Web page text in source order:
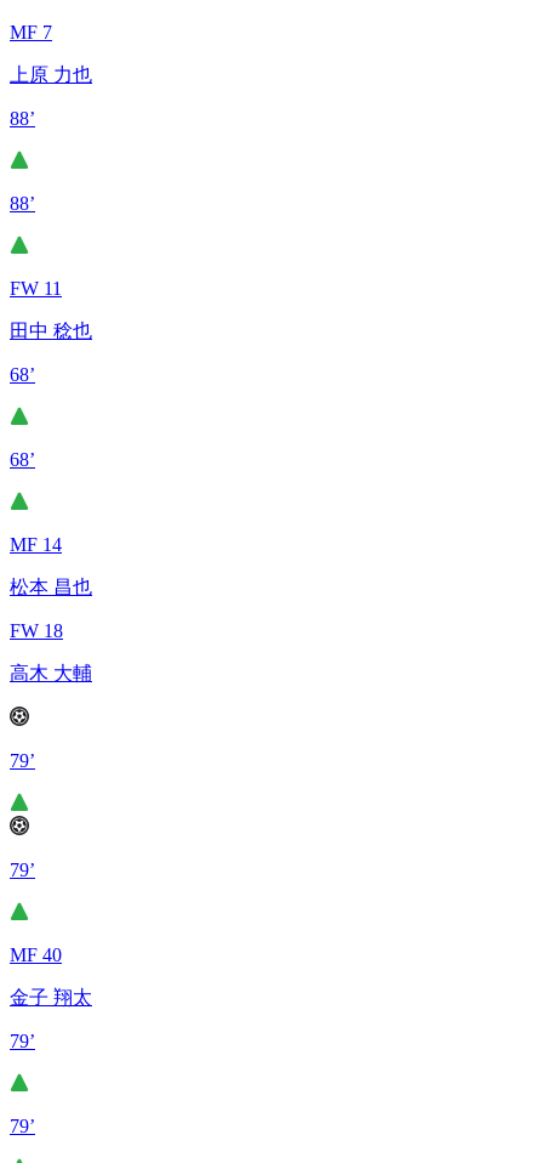
MF 7
上原 力也
88’
88’
FW 11
田中 稔也
68’
68’
MF 14
松本 昌也
FW 18
高木 大輔
79’
79’
MF 40
金子 翔太
79’
79’